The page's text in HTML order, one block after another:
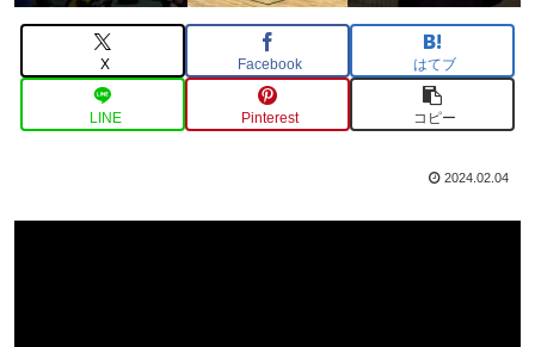
X Facebook はてブ
LINE Pinterest コピー
2024.02.04